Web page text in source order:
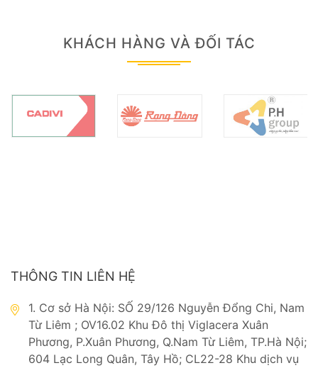
KHÁCH HÀNG VÀ ĐỐI TÁC
THÔNG TIN LIÊN HỆ
1. Cơ sở Hà Nội: SỐ 29/126 Nguyễn Đổng Chi, Nam
Từ Liêm ; OV16.02 Khu Đô thị Viglacera Xuân
Phương, P.Xuân Phương, Q.Nam Từ Liêm, TP.Hà Nội;
604 Lạc Long Quân, Tây Hồ; CL22-28 Khu dịch vụ